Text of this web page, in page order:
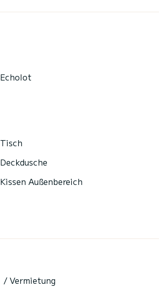
Echolot
Tisch
Deckdusche
Kissen Außenbereich
/ Vermietung